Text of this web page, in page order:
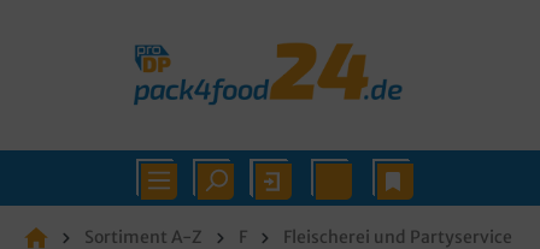
Sortiment A-Z F
Fleischerei und Partyservice